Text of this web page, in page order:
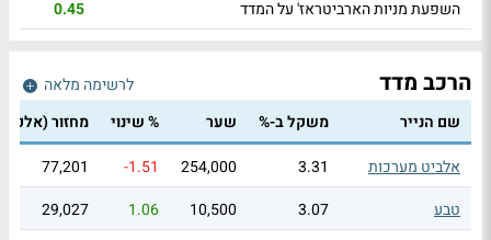
השפעת מניות הארביטראז' על המדד
0.45
הרכב מדד
לרשימה מלאה
שם הנייר
משקל ב-% שער % שינוי מחזור(אלפי
אלביט מערכות
3.31
254,000
-1.51
77,201
טבע
3.07
10,500
1.06
29,027